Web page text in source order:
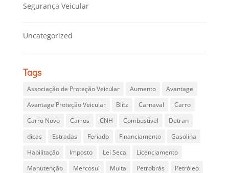
Segurança Veicular
Uncategorized
Tags
Associação de Proteção Veicular Aumento
Avantage
Avantage Proteção Veicular
Blitz Carnaval
Carro
Carro Novo
Carros CNH Combustível
Detran
dicas
Estradas Feriado Financiamento
Gasolina
Habilitação
Imposto Lei Seca
Licenciamento
Manutenção
Mercosul Multa Petrobrás
Petróleo